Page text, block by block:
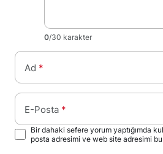
0/30 karakter
Ad *
E-Posta *
Bir dahaki sefere yorum yaptığımda
posta adresimi ve web site adresimi